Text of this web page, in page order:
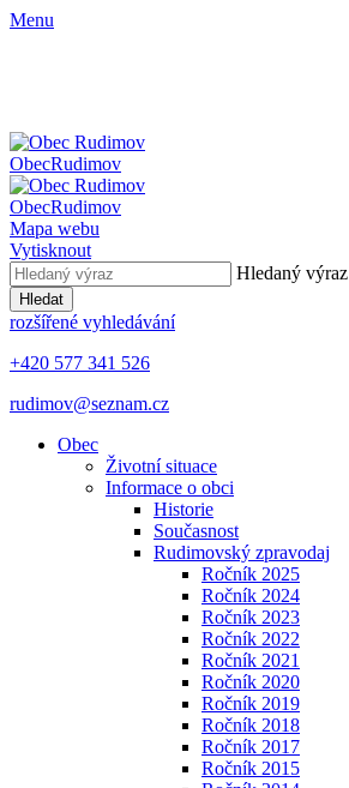
Menu
ObecRudimov
ObecRudimov
Mapa webu
Vytisknout
Hledaný výraz
Hledat
rozšířené vyhledávání
+420 577 341 526
rudimov@seznam.cz
Obec
Životní situace
Informace o obci
Historie
Současnost
Rudimovský zpravodaj
Ročník 2025
Ročník 2024
Ročník 2023
Ročník 2022
Ročník 2021
Ročník 2020
Ročník 2019
Ročník 2018
Ročník 2017
Ročník 2015